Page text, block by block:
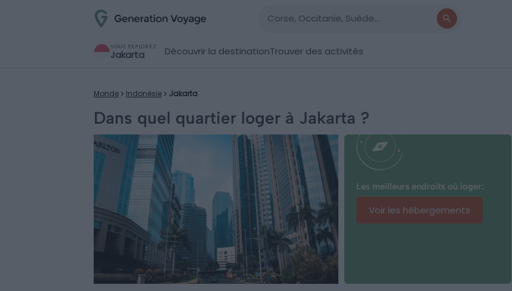
VOUS EXPLOREZ
Jakarta Découvrir la destinationTrouver des activités
Monde Indonésie Jakarta
Dans quel quartier loger à Jakarta ?
Les meilleurs endroits où loger:
Voir les hébergements